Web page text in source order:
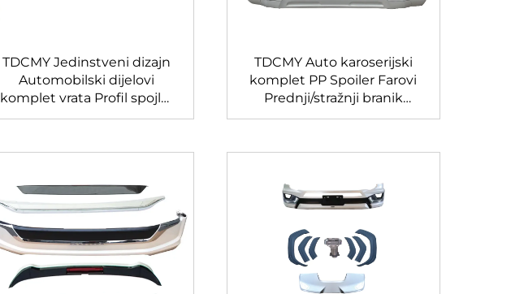
TDCMY Jedinstveni dizajn
Automobilski dijelovi
komplet vrata Profil spojler
Farovi za prednja i stražnja
svjetla za Land Cruiser
TDCMY Auto karoserijski
komplet PP Spoiler Farovi
Prednji/stražnji branik
Maglovina lampa za Land
2022